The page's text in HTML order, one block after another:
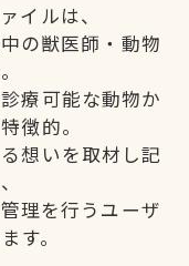
イルは、
の獣医師・動物
療可能な動物か
徴的。
想いを取材し記
理を行うユーザ
す。